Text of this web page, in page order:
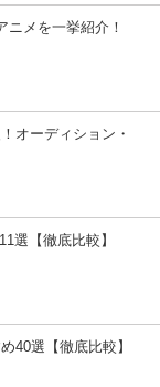
ニメを一挙紹介！
オーディション・
選【徹底比較】
40選【徹底比較】